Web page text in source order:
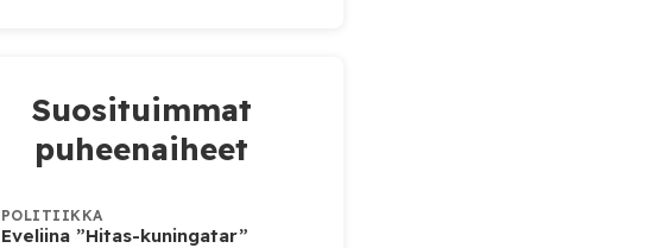
Suosituimmat
puheenaiheet
POLITIIKKA
Eveliina ”Hitas-kuningatar”